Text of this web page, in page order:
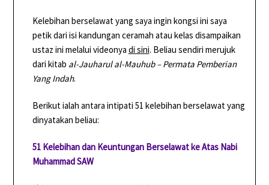
Kelebihan berselawat yang saya ingin kongsi ini saya
petik dari isi kandungan ceramah atau kelas disampaikan
ustaz ini melalui videonya di sini. Beliau sendiri merujuk
dari kitab al-Jauharul al-Mauhub – Permata Pemberian
Yang Indah.
Berikut ialah antara intipati 51 kelebihan berselawat yang
dinyatakan beliau:
51 Kelebihan dan Keuntungan Berselawat ke Atas Nabi
Muhammad SAW